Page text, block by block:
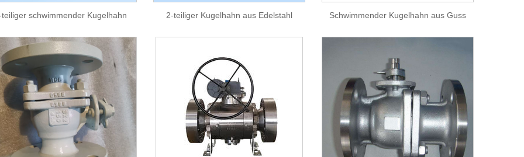
teiliger schwimmender Kugelhahn 2-teiliger Kugelhahn aus Edelstahl Schwimmender Kugelhahn aus Guss